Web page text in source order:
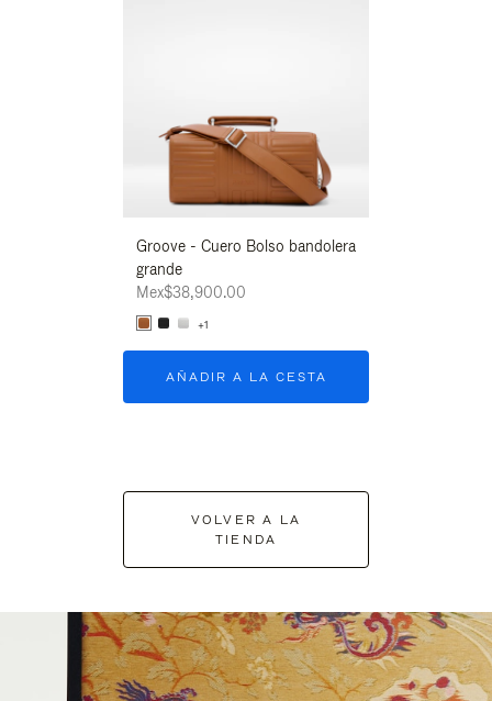
Groove - Cuero Bolso bandolera
grande
Mex$38,900.00
+1
AÑADIR A LA CESTA
VOLVER A LA
TIENDA